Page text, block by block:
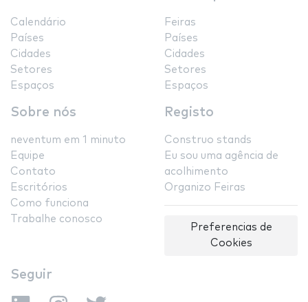
Calendário
Países
Cidades
Setores
Espaços
Feiras
Países
Cidades
Setores
Espaços
Sobre nós
neventum em 1 minuto
Equipe
Contato
Escritórios
Como funciona
Trabalhe conosco
Registo
Construo stands
Eu sou uma agência de
acolhimento
Organizo Feiras
Preferencias de
Cookies
Seguir